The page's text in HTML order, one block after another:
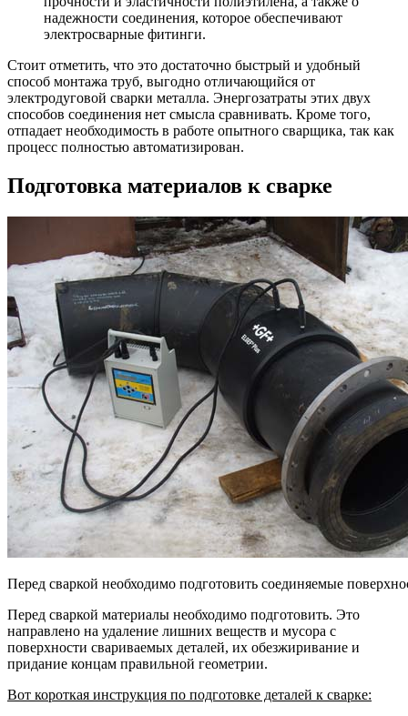
надежности соединения, которое обеспечивают
электросварные фитинги.
Стоит отметить, что это достаточно быстрый и удобный
способ монтажа труб, выгодно отличающийся от
электродуговой сварки металла. Энергозатраты этих двух
способов соединения нет смысла сравнивать. Кроме того,
отпадает необходимость в работе опытного сварщика, так как
процесс полностью автоматизирован.
Подготовка материалов к сварке
Перед сваркой необходимо подготовить соединяемые
Перед сваркой материалы необходимо подготовить. Это
направлено на удаление лишних веществ и мусора с
поверхности свариваемых деталей, их обезжиривание и
придание концам правильной геометрии.
Вот короткая инструкция по подготовке деталей к сварке: